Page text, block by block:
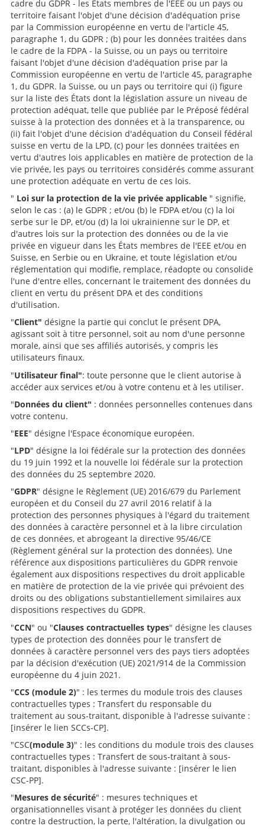
cadre du GDPR - les États membres de l'EEE ou un pays ou
territoire faisant l'objet d'une décision d'adéquation prise
par la Commission européenne en vertu de l'article 45,
paragraphe 1, du GDPR ; (b) pour les données traitées dans
le cadre de la FDPA - la Suisse, ou un pays ou territoire
faisant l'objet d'une décision d'adéquation prise par la
Commission européenne en vertu de l'article 45, paragraphe
1, du GDPR. la Suisse, ou un pays ou territoire qui (i) figure
sur la liste des États dont la législation assure un niveau de
protection adéquat, telle que publiée par le Préposé fédéral
suisse à la protection des données et à la transparence, ou
(ii) fait l'objet d'une décision d'adéquation du Conseil fédéral
suisse en vertu de la LPD, (c) pour les données traitées en
vertu d'autres lois applicables en matière de protection de la
vie privée, les pays ou territoires considérés comme assurant
une protection adéquate en vertu de ces lois.
" Loi sur la protection de la vie privée applicable " signifie,
selon le cas : (a) le GDPR ; et/ou (b) le FDPA et/ou (c) la loi
serbe sur le DP, et/ou (d) la loi ukrainienne sur le DP, et
d'autres lois sur la protection des données ou de la vie
privée en vigueur dans les États membres de l'EEE et/ou en
Suisse, en Serbie ou en Ukraine, et toute législation et/ou
réglementation qui modifie, remplace, réadopte ou consolide
l'une d'entre elles, concernant le traitement des données du
client en vertu du présent DPA et des conditions
d'utilisation.
"Client" désigne la partie qui conclut le présent DPA,
agissant soit à titre personnel, soit au nom d'une personne
morale, ainsi que ses affiliés autorisés, y compris les
utilisateurs finaux.
"Utilisateur final": toute personne que le client autorise à
accéder aux services et/ou à votre contenu et à les utiliser.
"Données du client" : données personnelles contenues dans
votre contenu.
"EEE" désigne l'Espace économique européen.
"LPD" désigne la loi fédérale sur la protection des données
du 19 juin 1992 et la nouvelle loi fédérale sur la protection
des données du 25 septembre 2020.
"GDPR" désigne le Règlement (UE) 2016/679 du Parlement
européen et du Conseil du 27 avril 2016 relatif à la
protection des personnes physiques à l'égard du traitement
des données à caractère personnel et à la libre circulation
de ces données, et abrogeant la directive 95/46/CE
(Règlement général sur la protection des données). Une
référence aux dispositions particulières du GDPR renvoie
également aux dispositions respectives du droit applicable
en matière de protection de la vie privée qui prévoient des
droits ou des obligations substantiellement similaires aux
dispositions respectives du GDPR.
"CCN" ou "Clauses contractuelles types" désigne les clauses
types de protection des données pour le transfert de
données à caractère personnel vers des pays tiers adoptées
par la décision d'exécution (UE) 2021/914 de la Commission
européenne du 4 juin 2021.
"CCS (module 2)" : les termes du module trois des clauses
contractuelles types : Transfert du responsable du
traitement au sous-traitant, disponible à l'adresse suivante :
[insérer le lien SCCs-CP].
"CSC(module 3)" : les conditions du module trois des clauses
contractuelles types : Transfert de sous-traitant à sous-
traitant, disponibles à l'adresse suivante : [insérer le lien
CSC-PP].
"Mesures de sécurité" : mesures techniques et
organisationnelles visant à protéger les données du client
contre la destruction, la perte, l'altération, la divulgation ou